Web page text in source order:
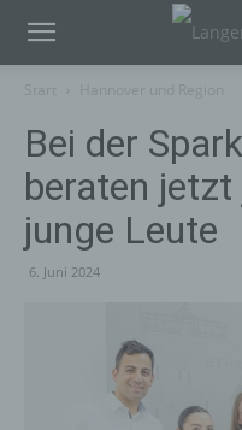
Bei der
beraten
junge Leute
6. Juni 2024